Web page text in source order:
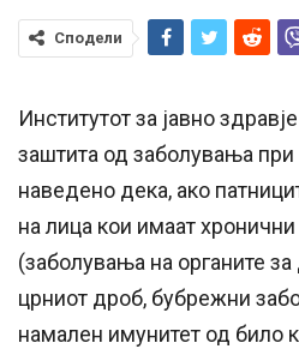
Сподели
Институтот за јавно
заштита од заболувања
наведено дека, ако
на лица кои имаат
(заболувања на органите
црниот дроб, бубрежни
намален имунитет од било